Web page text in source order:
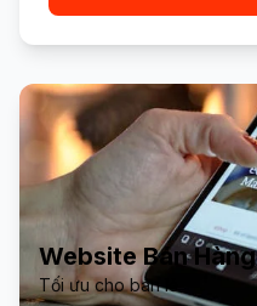
Website Bán Hàng
Tối ưu cho bán lẻ